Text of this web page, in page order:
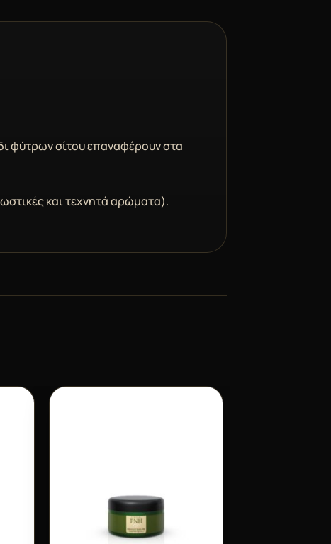
φύτρων σίτου επαναφέρουν στα
και τεχνητά αρώματα).